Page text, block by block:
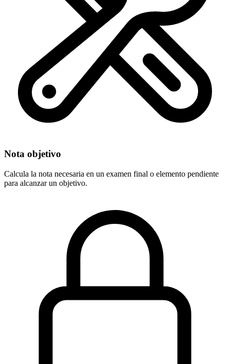
Nota objetivo
Calcula la nota necesaria en un examen final o elemento pendiente
para alcanzar un objetivo.